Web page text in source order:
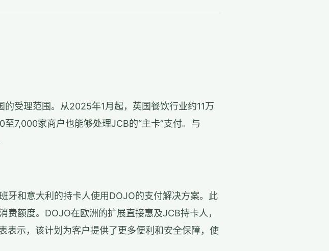
受理范围。从2025年1月起，英国餐饮行业约11万
7,000家商户也能够处理JCB的“主卡”支付。与
牙和意大利的持卡人使用DOJO的支付解决方案。此
额度。DOJO在欧洲的扩展直接惠及JCB持卡人，
表示，该计划为客户提供了更多便利和安全保障，使